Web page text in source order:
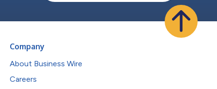
Company
About Business Wire
Careers